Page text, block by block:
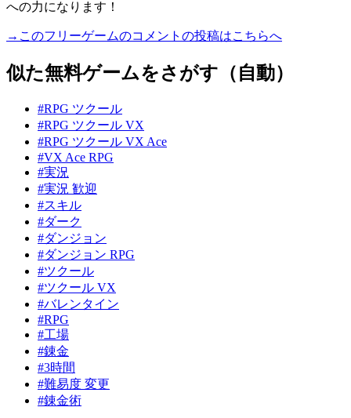
への力になります！
→このフリーゲームのコメントの投稿はこちらへ
似た無料ゲームをさがす（自動）
#RPG ツクール
#RPG ツクール VX
#RPG ツクール VX Ace
#VX Ace RPG
#実況
#実況 歓迎
#スキル
#ダーク
#ダンジョン
#ダンジョン RPG
#ツクール
#ツクール VX
#バレンタイン
#RPG
#工場
#錬金
#3時間
#難易度 変更
#錬金術